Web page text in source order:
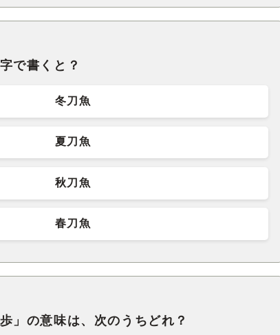
で書くと？
冬刀魚
夏刀魚
秋刀魚
春刀魚
」の意味は、次のうちどれ？